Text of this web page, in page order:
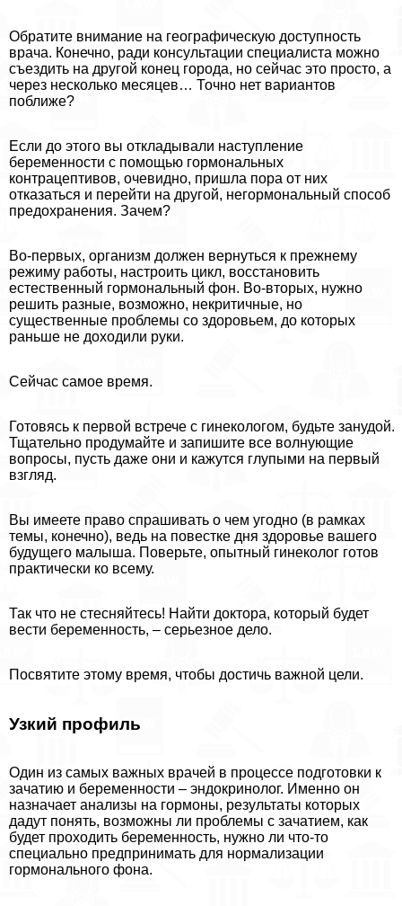
Обратите внимание на географическую доступность
врача. Конечно, ради консультации специалиста можно
съездить на другой конец города, но сейчас это просто, а
через несколько месяцев… Точно нет вариантов
поближе?
Если до этого вы откладывали наступление
беременности с помощью гормональных
кoнтpaцептивов, очевидно, пришла пора от них
отказаться и перейти на другой, негормональный способ
пpeдoxpaнения. Зачем?
Во-первых, организм должен вернуться к прежнему
режиму работы, настроить цикл, восстановить
естественный гормональный фон. Во-вторых, нужно
решить разные, возможно, некритичные, но
существенные проблемы со здоровьем, до которых
раньше не доходили руки.
Сейчас самое время.
Готовясь к первой встрече с гинекологом, будьте занудой.
Тщательно продумайте и запишите все волнующие
вопросы, пусть даже они и кажутся глупыми на первый
взгляд.
Вы имеете право спрашивать о чем угодно (в рамках
темы, конечно), ведь на повестке дня здоровье вашего
будущего малыша. Поверьте, опытный гинеколог готов
пpaктически ко всему.
Так что не стесняйтесь! Найти доктора, который будет
вести беременность, – серьезное дело.
Посвятите этому время, чтобы достичь важной цели.
Узкий профиль
Один из самых важных врачей в процессе подготовки к
зачатию и беременности – эндокринолог. Именно он
назначает анализы на гормоны, результаты которых
дадут понять, возможны ли проблемы с зачатием, как
будет проходить беременность, нужно ли что-то
специально предпринимать для нормализации
гормонального фона.